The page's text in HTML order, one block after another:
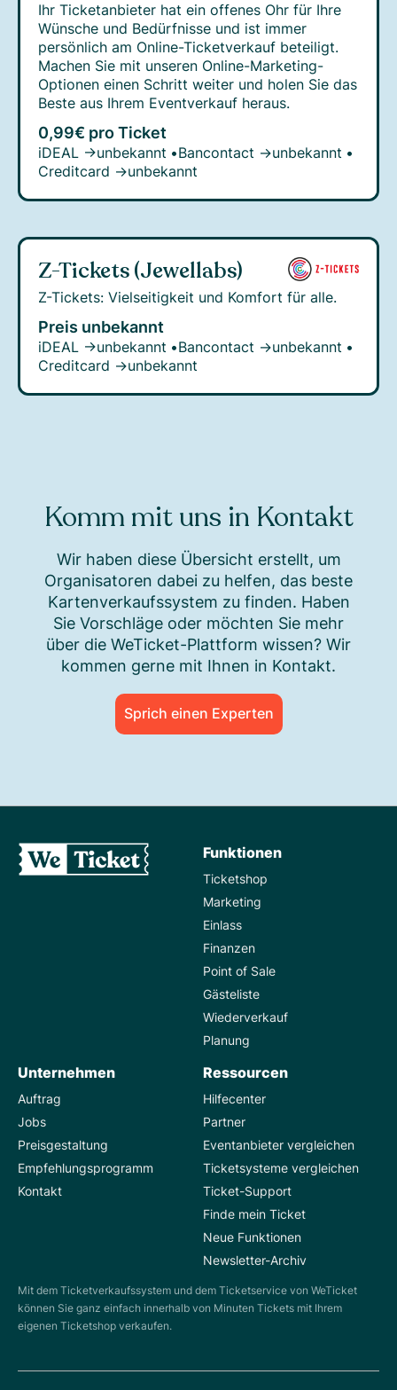
Ihr Ticketanbieter hat ein offenes Ohr für Ihre
Wünsche und Bedürfnisse und ist immer
persönlich am Online-Ticketverkauf beteiligt.
Machen Sie mit unseren Online-Marketing-
Optionen einen Schritt weiter und holen Sie das
Beste aus Ihrem Eventverkauf heraus.
0,99€ pro Ticket
iDEAL →unbekannt •Bancontact →unbekannt •
Creditcard →unbekannt
Z-Tickets (Jewellabs)
Z-Tickets: Vielseitigkeit und Komfort für alle.
Preis unbekannt
iDEAL →unbekannt •Bancontact →unbekannt •
Creditcard →unbekannt
Komm mit uns in Kontakt
Wir haben diese Übersicht erstellt, um
Organisatoren dabei zu helfen, das beste
Kartenverkaufssystem zu finden. Haben
Sie Vorschläge oder möchten Sie mehr
über die WeTicket-Plattform wissen? Wir
kommen gerne mit Ihnen in Kontakt.
Sprich einen Experten
Funktionen
Ticketshop
Marketing
Einlass
Finanzen
Point of Sale
Gästeliste
Wiederverkauf
Planung
Unternehmen
Auftrag
Jobs
Preisgestaltung
Empfehlungsprogramm
Kontakt
Ressourcen
Hilfecenter
Partner
Eventanbieter vergleichen
Ticketsysteme vergleichen
Ticket-Support
Finde mein Ticket
Neue Funktionen
Newsletter-Archiv
Mit dem Ticketverkaufssystem und dem Ticketservice von WeTicket
können Sie ganz einfach innerhalb von Minuten Tickets mit Ihrem
eigenen Ticketshop verkaufen.